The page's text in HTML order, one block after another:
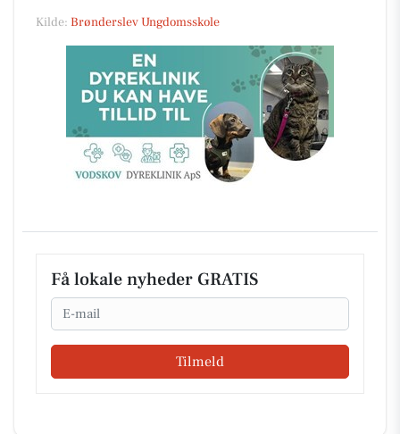
Kilde: Brønderslev Ungdomsskole
Få lokale nyheder GRATIS
Email
Tilmeld